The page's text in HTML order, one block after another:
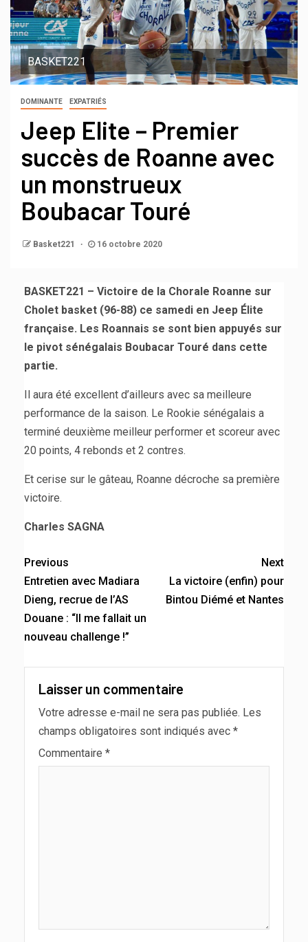
BASKET221
DOMINANTE EXPATRIÉS
Jeep Elite – Premier
succès de Roanne avec
un monstrueux
Boubacar Touré
Basket221 16 octobre 2020
BASKET221 – Victoire de la Chorale Roanne sur
Cholet basket (96-88) ce samedi en Jeep Élite
française. Les Roannais se sont bien appuyés sur
le pivot sénégalais Boubacar Touré dans cette
partie.
Il aura été excellent d’ailleurs avec sa meilleure
performance de la saison. Le Rookie sénégalais a
terminé deuxième meilleur performer et scoreur avec
20 points, 4 rebonds et 2 contres.
Et cerise sur le gâteau, Roanne décroche sa première
victoire.
Charles SAGNA
Previous
Entretien avec Madiara
Dieng, recrue de l’AS
Douane : “Il me fallait un
nouveau challenge !”
Next
La victoire (enfin) pour
Bintou Diémé et Nantes
Laisser un commentaire
Votre adresse e-mail ne sera pas publiée. Les
champs obligatoires sont indiqués avec *
Commentaire *